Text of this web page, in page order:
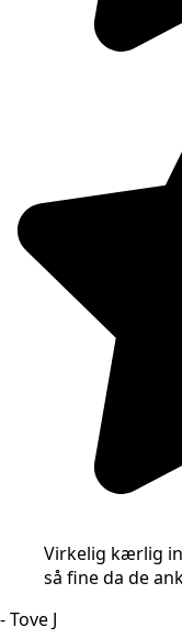
Virkelig kærlig
så fine da de
- Tove J